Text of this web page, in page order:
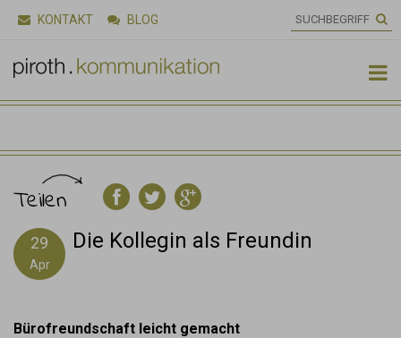
KONTAKT BLOG 
Teilen
29
Apr
Die Kollegin als Freundin
Bürofreundschaft leicht gemacht